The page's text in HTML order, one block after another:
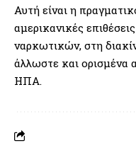
Αυτή είναι η
αμερικανικές
ναρκωτικών, στη
άλλωστε και ορισμένα
ΗΠΑ.